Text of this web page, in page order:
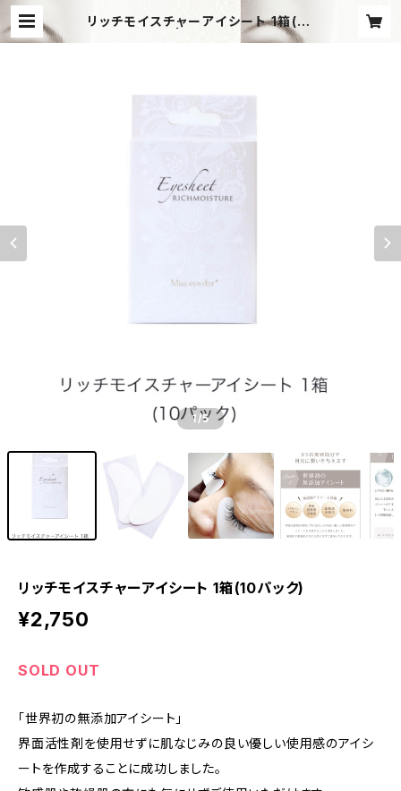
リッチモイスチャーアイシート 1箱(10
パック) | Angel†Wink
1/5
リッチモイスチャーアイシート 1箱(10パック)
¥2,750
SOLD OUT
「世界初の無添加アイシート」
界面活性剤を使用せずに肌なじみの良い優しい使用感のアイシ
ートを作成することに成功しました。